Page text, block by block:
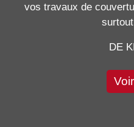
vos travaux de
DE